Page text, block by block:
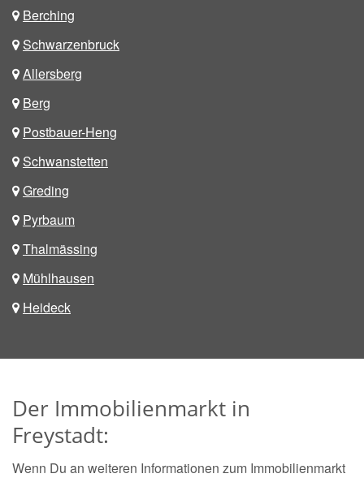
Berching
Schwarzenbruck
Allersberg
Berg
Postbauer-Heng
Schwanstetten
Greding
Pyrbaum
Thalmässing
Mühlhausen
Heideck
Der Immobilienmarkt in
Freystadt:
Wenn Du an weiteren Informationen zum Immobilienmarkt